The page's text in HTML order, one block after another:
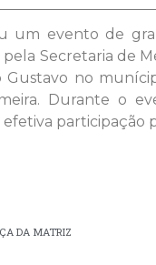
um evento de
Secretaria de
Gustavo no
Durante o
participação
DA MATRIZ